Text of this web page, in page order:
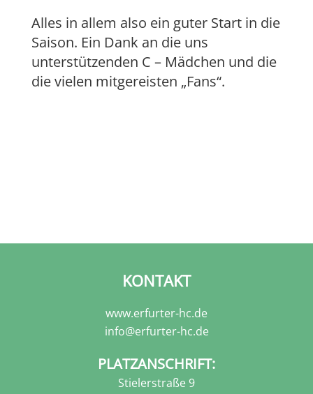
Alles in allem also ein guter Start in die
Saison. Ein Dank an die uns
unterstützenden C – Mädchen und die
die vielen mitgereisten „Fans“.
PLATZANSCHRIFT:
Stielerstraße 9
KONTAKT
www.erfurter-hc.de
info@erfurter-hc.de